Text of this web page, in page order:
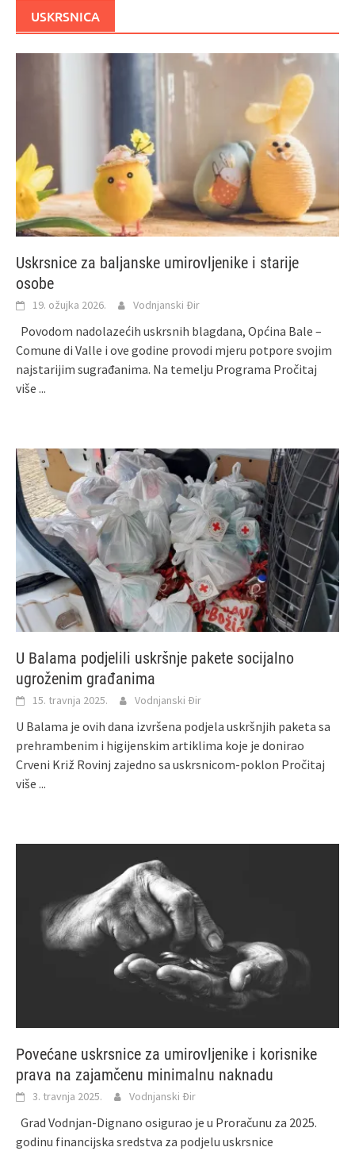
USKRSNICA
Uskrsnice za baljanske umirovljenike i starije
osobe
19. ožujka 2026. Vodnjanski Đir
Povodom nadolazećih uskrsnih blagdana, Općina Bale –
Comune di Valle i ove godine provodi mjeru potpore svojim
najstarijim sugrađanima. Na temelju Programa Pročitaj
više ...
U Balama podjelili uskršnje pakete socijalno
ugroženim građanima
15. travnja 2025. Vodnjanski Đir
U Balama je ovih dana izvršena podjela uskršnjih paketa sa
prehrambenim i higijenskim artiklima koje je donirao
Crveni Križ Rovinj zajedno sa uskrsnicom-poklon Pročitaj
više ...
Povećane uskrsnice za umirovljenike i korisnike
prava na zajamčenu minimalnu naknadu
3. travnja 2025. Vodnjanski Đir
Grad Vodnjan-Dignano osigurao je u Proračunu za 2025.
godinu financijska sredstva za podjelu uskrsnice